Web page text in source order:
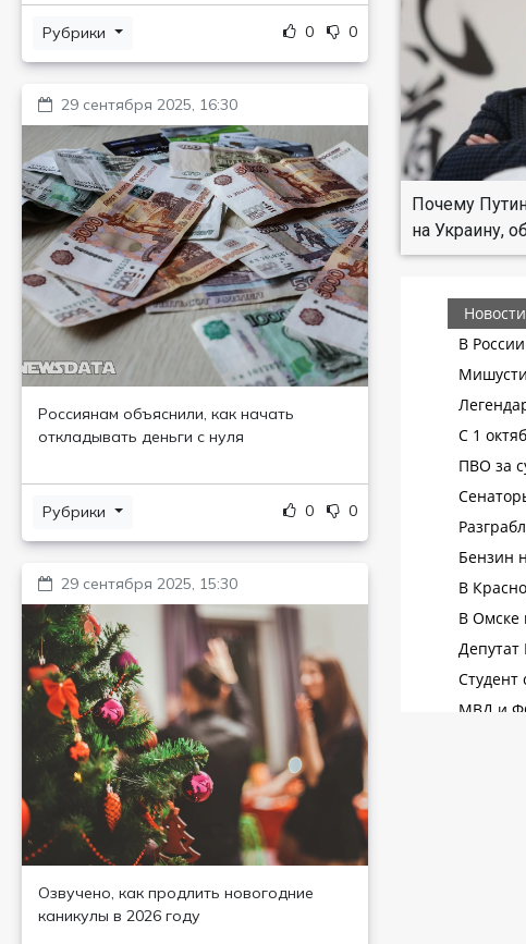
Рубрики 0 0
29 сентября 2025, 16:30
Россиянам объяснили, как начать
откладывать деньги с нуля
Рубрики 0 0
29 сентября 2025, 15:30
Озвучено, как продлить новогодние
каникулы в 2026 году
Почему
на Украину,